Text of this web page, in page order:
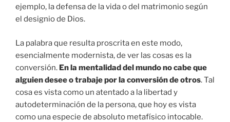
ejemplo, la defensa de la vida o del matrimonio según
el designio de Dios.
La palabra que resulta proscrita en este modo,
esencialmente modernista, de ver las cosas es la
conversión. En la mentalidad del mundo no cabe que
alguien desee o trabaje por la conversión de otros. Tal
cosa es vista como un atentado a la libertad y
autodeterminación de la persona, que hoy es vista
como una especie de absoluto metafísico intocable.